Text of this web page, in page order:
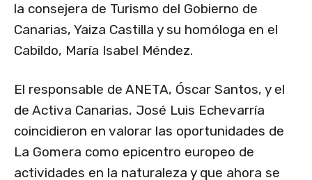
la consejera de Turismo del Gobierno de
Canarias, Yaiza Castilla y su homóloga en el
Cabildo, María Isabel Méndez.
El responsable de ANETA, Óscar Santos, y el
de Activa Canarias, José Luis Echevarría
coincidieron en valorar las oportunidades de
La Gomera como epicentro europeo de
actividades en la naturaleza y que ahora se